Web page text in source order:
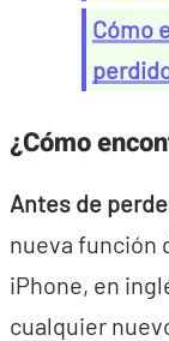
Cómo
¿Cómo
Antes de
nueva función
iPhone, en
cualquier